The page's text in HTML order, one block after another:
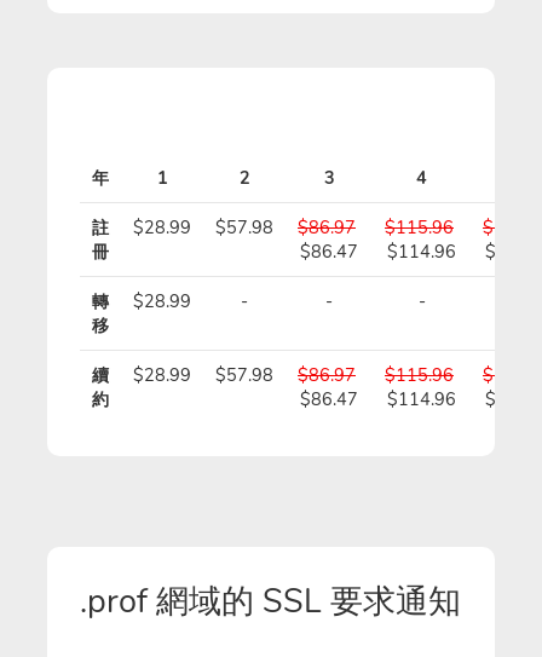
年 1 2 3 4
註
冊
$28.99 $57.98
$86.97
$86.47
$115.96
$114.96
轉
移
$28.99 - - -
續
約
$28.99 $57.98
$86.97
$86.47
$115.96
$114.96
.prof 網域的 SSL 要求通知